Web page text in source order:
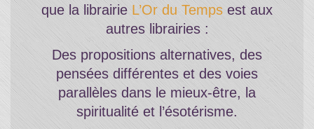
que la librairie L’Or du Temps est aux
autres librairies :
Des propositions alternatives, des
pensées différentes et des voies
parallèles dans le mieux-être, la
spiritualité et l’ésotérisme.